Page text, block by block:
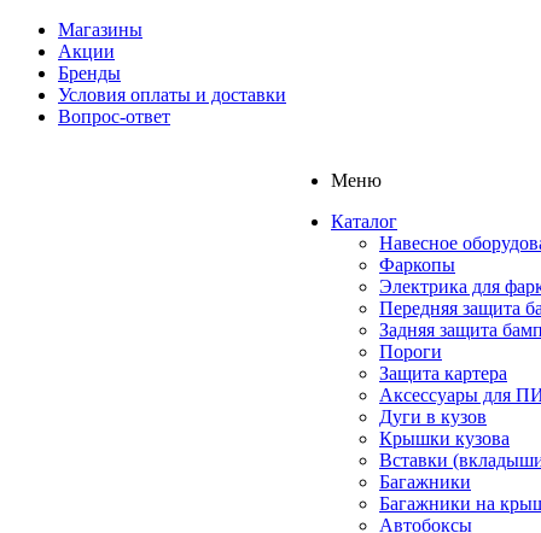
Магазины
Акции
Бренды
Условия оплаты и доставки
Вопрос-ответ
Меню
Каталог
Навесное
Фаркопы
Электрика для
Передняя защита
Задняя защита
Пороги
Защита картера
Аксессуары для
Дуги в кузов
Крышки кузова
Вставки
Багажники
Багажники на
Автобоксы